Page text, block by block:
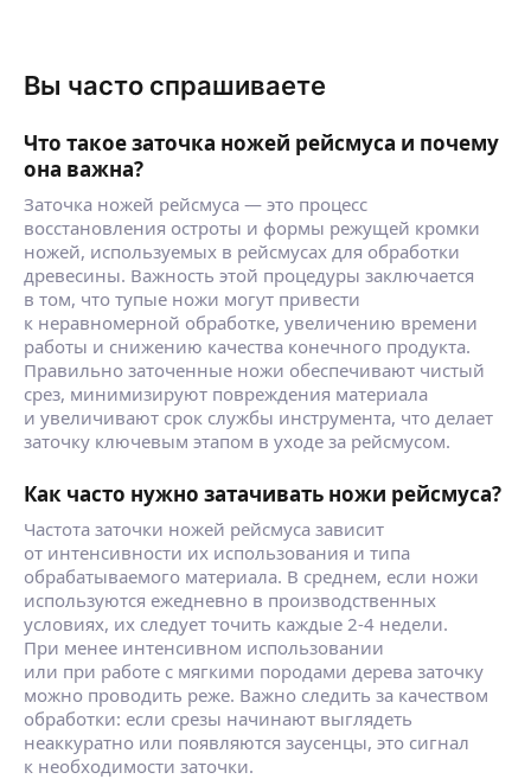
Вы часто спрашиваете
Что такое заточка ножей рейсмуса и почему
она важна?
Заточка ножей рейсмуса — это процесс
восстановления остроты и формы режущей кромки
ножей, используемых в рейсмусах для обработки
древесины. Важность этой процедуры заключается
в том, что тупые ножи могут привести
к неравномерной обработке, увеличению времени
работы и снижению качества конечного продукта.
Правильно заточенные ножи обеспечивают чистый
срез, минимизируют повреждения материала
и увеличивают срок службы инструмента, что делает
заточку ключевым этапом в уходе за рейсмусом.
Как часто нужно затачивать ножи рейсмуса?
Частота заточки ножей рейсмуса зависит
от интенсивности их использования и типа
обрабатываемого материала. В среднем, если ножи
используются ежедневно в производственных
условиях, их следует точить каждые 2-4 недели.
При менее интенсивном использовании
или при работе с мягкими породами дерева заточку
можно проводить реже. Важно следить за качеством
обработки: если срезы начинают выглядеть
неаккуратно или появляются заусенцы, это сигнал
к необходимости заточки.